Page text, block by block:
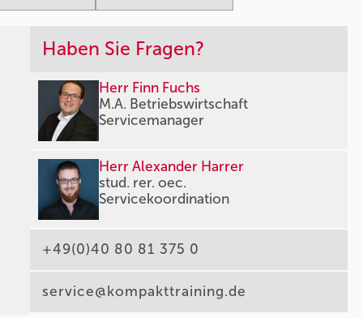
Haben Sie Fragen?
Herr Finn Fuchs
M.A. Betriebswirtschaft
Servicemanager
Herr Alexander Harrer
stud. rer. oec.
Servicekoordination
+49(0)40 80 81 375 0
service@kompakttraining.de